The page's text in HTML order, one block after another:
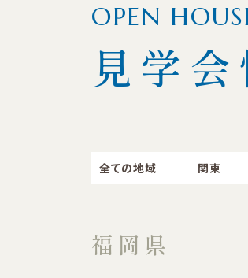
OPEN
見学
全ての地域 関東
福岡県